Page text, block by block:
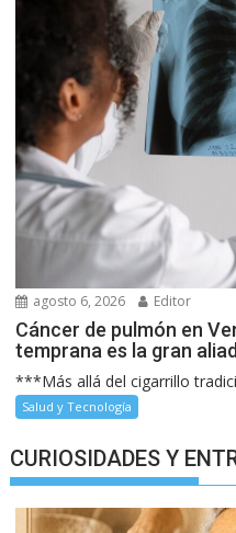
agosto 6, 2026 Editor
Cáncer de pulmón en
temprana es la gran
***Más allá del cigarrillo
Salud y Tecnología
CURIOSIDADES Y